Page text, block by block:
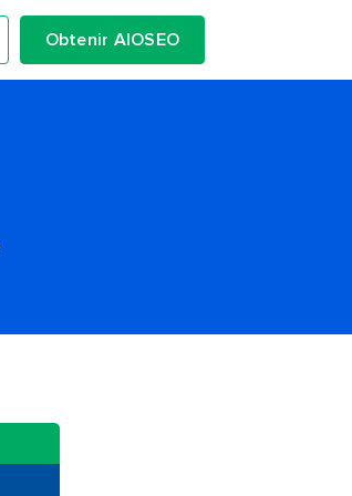
Obtenir AIOSEO